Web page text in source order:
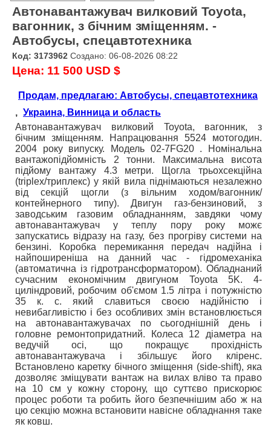
Автонавантажувач вилковий Toyota,
вагонник, з бічним зміщенням. -
Автобусы, спецавтотехника
Код: 3173962 Создано: 06-08-2026 08:22
Цена: 11 500 USD $
Продам, предлагаю: Автобусы, спецавтотехника
, Украина, Винница и область
Автонавантажувач вилковий Toyota, вагонник, з
бічним зміщенням. Напрацювання 5524 мотогодин.
2004 року випуску. Модель 02-7FG20 . Номiнальна
вантажопідйомність 2 тонни. Максимальна висота
підйому вантажу 4.3 метри. Щогла трьохсекційна
(triplex/триплекс) у якій вила піднімаються незалежно
від секцій щогли (з вільним ходом/вагонник/
контейнерного типу). Двигун газ-бензиновий, з
заводським газовим обладнанням, завдяки чому
автонавантажувач у теплу пору року можє
запускатись вiдразу на газу, без прогріву системи на
бензині. Коробка перемикання передач надiйна i
найпоширенiша на данний час - гiдромеханiка
(автоматична із гідротрансформатором). Обладнаний
сучасним економічним двигуном Toyota 5K. 4-
циліндровий, робочим об'ємом 1.5 літра і потужністю
35 к. с. який славиться своєю надійністю і
невибагливістю і без особливих змін встановлюється
на автонавантажувачах по сьогоднішній день і
головне ремонтопридатний. Колеса 12 діаметра на
ведучiй осі, що покращує прохідність
автонавантажувача і збільшує його кліренс.
Встановлено каретку бічного зміщення (side-shift), яка
дозволяє зміщувати вантаж на вилах вліво та право
на 10 см у кожну сторону, що суттєво прискорює
процес роботи та робить його безпечнішим або ж на
цю секцію можна встановити навісне обладнання таке
як ковш.